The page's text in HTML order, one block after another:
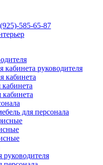
585-65-87
кабинета руководителя
кабинета
для персонала
руководителя